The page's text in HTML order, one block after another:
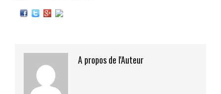
A propos de l'Auteur